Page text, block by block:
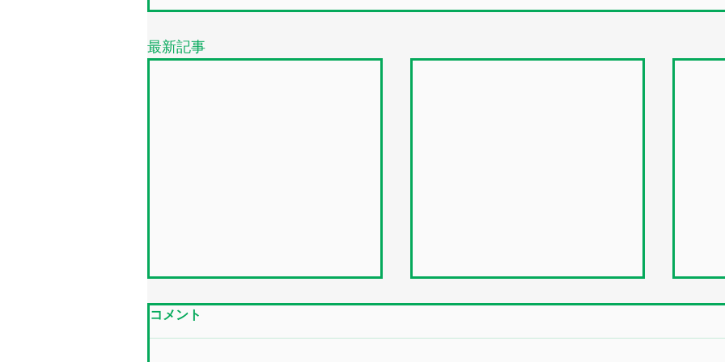
最新記事
コメント